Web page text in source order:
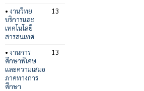
• งานวิทย
บริการและ
เทคโนโลยี
สารสนเทศ
13
• งานการ
ศึกษาพิเศษ
และความเสมอ
ภาคทางการ
ศึกษา
13